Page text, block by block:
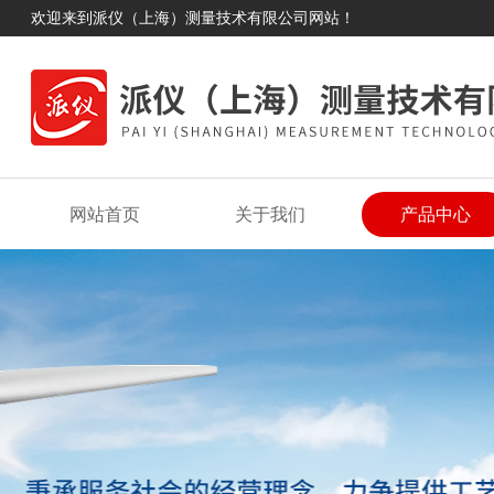
欢迎来到派仪（上海）测量技术有限公司网站！
网站首页 关于我们 产品中心